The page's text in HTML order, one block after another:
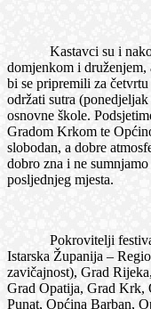
Kastavci su i nakon
domjenkom i
bi se pripremili za
održati sutra
osnovne škole.
Gradom Krkom te
slobodan, a dobre
dobro zna i ne
posljednjeg mjesta.
Pokrovitelji festivala
Istarska Županija –
zavičajnost), Grad
Grad Opatija, Grad Krk,
Punat, Općina Barban,